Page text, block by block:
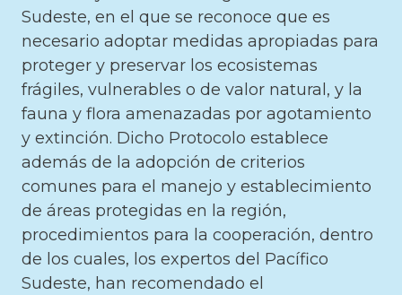
Sudeste, en el que se reconoce que es
necesario adoptar medidas apropiadas para
proteger y preservar los ecosistemas
frágiles, vulnerables o de valor natural, y la
fauna y flora amenazadas por agotamiento
y extinción. Dicho Protocolo establece
además de la adopción de criterios
comunes para el manejo y establecimiento
de áreas protegidas en la región,
procedimientos para la cooperación, dentro
de los cuales, los expertos del Pacífico
Sudeste, han recomendado el